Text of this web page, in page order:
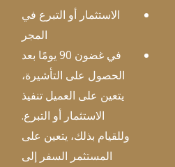
الاستثمار أو التبرع في
المجر
في غضون 90 يومًا بعد
الحصول على التأشيرة،
يتعين على العميل تنفيذ
الاستثمار أو التبرع.
وللقيام بذلك، يتعين على
المستثمر السفر إلى